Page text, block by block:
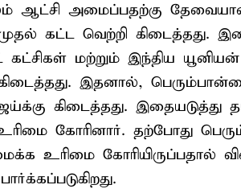
ஆட்சி அமைப்பதற்கு
கட்ட வெற்றி கிடைத்தது.
கட்சிகள் மற்றும் இந்திய
இதனால்,
கிடைத்தது. இதையடுத்து
கோரினார். தற்போது
உரிமை கோரியிருப்பதால்